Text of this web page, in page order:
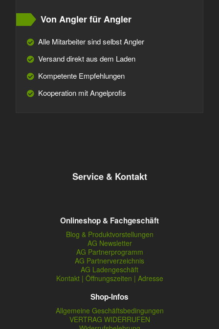
Von Angler für Angler
Alle Mitarbeiter sind selbst Angler
Versand direkt aus dem Laden
Kompetente Empfehlungen
Kooperation mit Angelprofis
Service & Kontakt
Onlineshop & Fachgeschäft
Blog & Produktvorstellungen
AG Newsletter
AG Partnerprogramm
AG Partnerverzeichnis
AG Ladengeschäft
Kontakt | Öffnungszeiten | Adresse
Shop-Infos
Allgemeine Geschäftsbedingungen
VERTRAG WIDERRUFEN